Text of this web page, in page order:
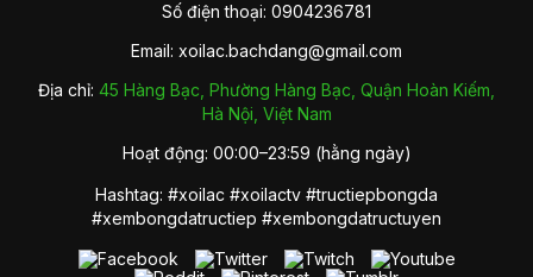
Số điện thoại: 0904236781
Email: xoilac.bachdang@gmail.com
Địa chỉ: 45 Hàng Bạc, Phường Hàng Bạc, Quận Hoàn Kiếm,
Hà Nội, Việt Nam
Hoạt động: 00:00–23:59 (hằng ngày)
Hashtag: #xoilac #xoilactv #tructiepbongda
#xembongdatructiep #xembongdatructuyen